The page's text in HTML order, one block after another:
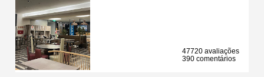
47720 avaliações
390 comentários